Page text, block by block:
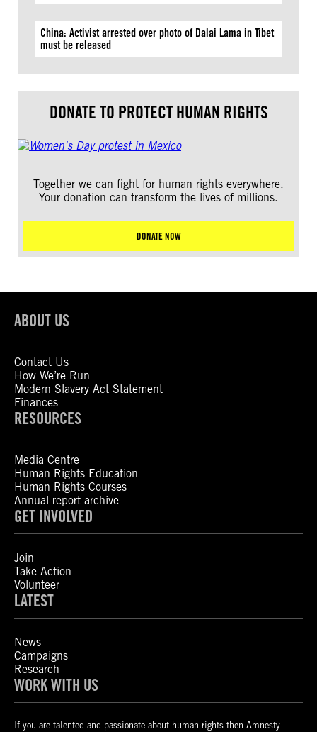
China: Activist arrested over photo of Dalai Lama in Tibet
must be released
DONATE TO PROTECT HUMAN RIGHTS
Together we can fight for human rights everywhere.
Your donation can transform the lives of millions.
DONATE NOW
ABOUT US
Contact Us
How We’re Run
Modern Slavery Act Statement
Finances
RESOURCES
Media Centre
Human Rights Education
Human Rights Courses
Annual report archive
GET INVOLVED
Join
Take Action
Volunteer
LATEST
News
Campaigns
Research
WORK WITH US
If you are talented and passionate about human rights then Amnesty